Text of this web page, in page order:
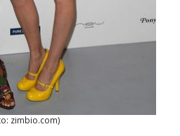
zimbio.com)